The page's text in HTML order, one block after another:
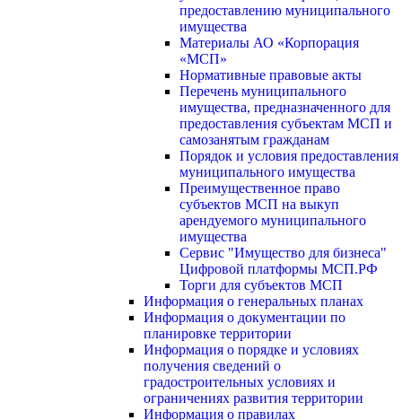
предоставлению муниципального
имущества
Материалы АО «Корпорация
«МСП»
Нормативные правовые акты
Перечень муниципального
имущества, предназначенного для
предоставления субъектам МСП и
самозанятым гражданам
Порядок и условия предоставления
муниципального имущества
Преимущественное право
субъектов МСП на выкуп
арендуемого муниципального
имущества
Сервис "Имущество для бизнеса"
Цифровой платформы МСП.РФ
Торги для субъектов МСП
Информация о генеральных планах
Информация о документации по
планировке территории
Информация о порядке и условиях
получения сведений о
градостроительных условиях и
ограничениях развития территории
Информация о правилах